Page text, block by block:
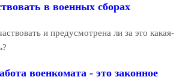
в военных сборах
и предусмотрена ли за это какая-
военкомата - это законное